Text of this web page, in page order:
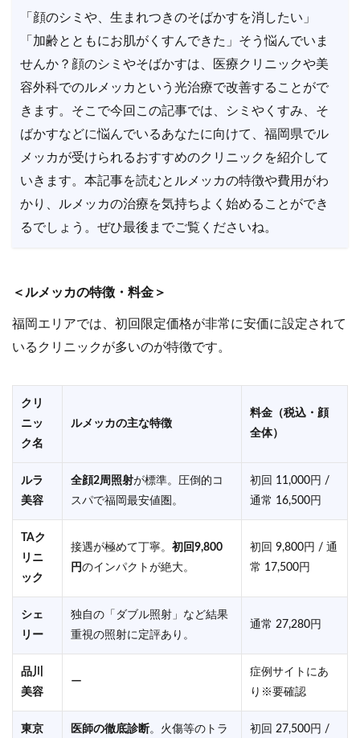
「顔のシミや、生まれつきのそばかすを消したい」
「加齢とともにお肌がくすんできた」そう悩んでいま
せんか？顔のシミやそばかすは、医療クリニックや美
容外科でのルメッカという光治療で改善することがで
きます。そこで今回この記事では、シミやくすみ、そ
ばかすなどに悩んでいるあなたに向けて、福岡県でル
メッカが受けられるおすすめのクリニックを紹介して
いきます。本記事を読むとルメッカの特徴や費用がわ
かり、ルメッカの治療を気持ちよく始めることができ
るでしょう。ぜひ最後までご覧くださいね。
＜ルメッカの特徴・料金＞
福岡エリアでは、初回限定価格が非常に安価に設定されて
いるクリニックが多いのが特徴です。
クリ
ニッ
ク名
ルメッカの主な特徴
料金（税込・顔
全体）
ルラ
美容
全顔2周照射が標準。圧倒的コ
スパで福岡最安値圏。
初回 11,000円 /
通常 16,500円
TAク
リニ
ック
接遇が極めて丁寧。 初回9,800
円のインパクトが絶大。
初回 9,800円 / 通
常 17,500円
シェ
リー
独自の「ダブル照射」など結果
重視の照射に定評あり。
通常 27,280円
品川
美容
ー
症例サイトにあ
り※要確認
東京
医師の徹底診断。火傷等のトラ
初回 27,500円 /